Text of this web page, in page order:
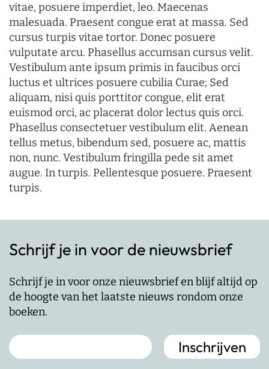
vitae, posuere imperdiet, leo. Maecenas
malesuada. Praesent congue erat at massa. Sed
cursus turpis vitae tortor. Donec posuere
vulputate arcu. Phasellus accumsan cursus velit.
Vestibulum ante ipsum primis in faucibus orci
luctus et ultrices posuere cubilia Curae; Sed
aliquam, nisi quis porttitor congue, elit erat
euismod orci, ac placerat dolor lectus quis orci.
Phasellus consectetuer vestibulum elit. Aenean
tellus metus, bibendum sed, posuere ac, mattis
non, nunc. Vestibulum fringilla pede sit amet
augue. In turpis. Pellentesque posuere. Praesent
turpis.
Schrijf je in voor de nieuwsbrief
Schrijf je in voor onze nieuwsbrief en blijf altijd op
de hoogte van het laatste nieuws rondom onze
boeken.